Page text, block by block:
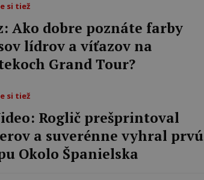
si tiež
Ako dobre poznáte farby
lídrov a víťazov na
Grand Tour?
si tiež
Roglič prešprintoval
a suverénne vyhral prvú
Okolo Španielska